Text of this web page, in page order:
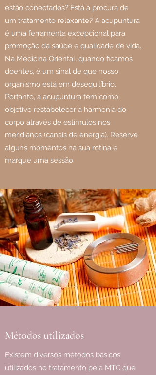
estão conectados? Está a procura de
um tratamento relaxante? A acupuntura
é uma ferramenta excepcional para
promoção da saúde e qualidade de vida.
Na Medicina Oriental, quando ficamos
doentes, é um sinal de que nosso
organismo está em desequilíbrio.
Portanto, a acupuntura tem como
objetivo restabelecer a harmonia do
corpo através de estímulos nos
meridianos (canais de energia). Reserve
alguns momentos na sua rotina e
marque uma sessão.
Métodos utilizados
Existem diversos métodos básicos
utilizados no tratamento pela MTC que